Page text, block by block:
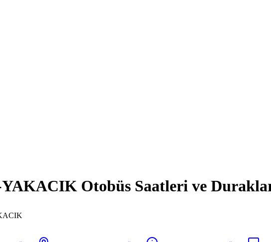
Otobüs Saatleri ve